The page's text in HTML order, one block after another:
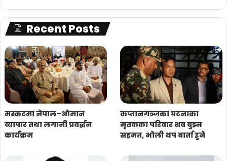
Recent Posts
मस्कटमा नेपाल–ओमान
व्यापार तथा लगानी प्रवर्द्धन
कार्यक्रम
कप्तानगञ्जका घटनाका
मृतकका परिवार शव बुझ्न
सहमत, भोली थप बार्ता हुने